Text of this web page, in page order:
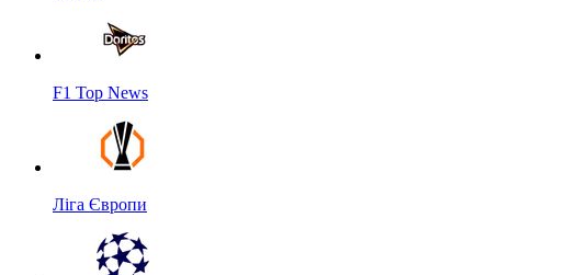
F1 Top News
Ліга Європи